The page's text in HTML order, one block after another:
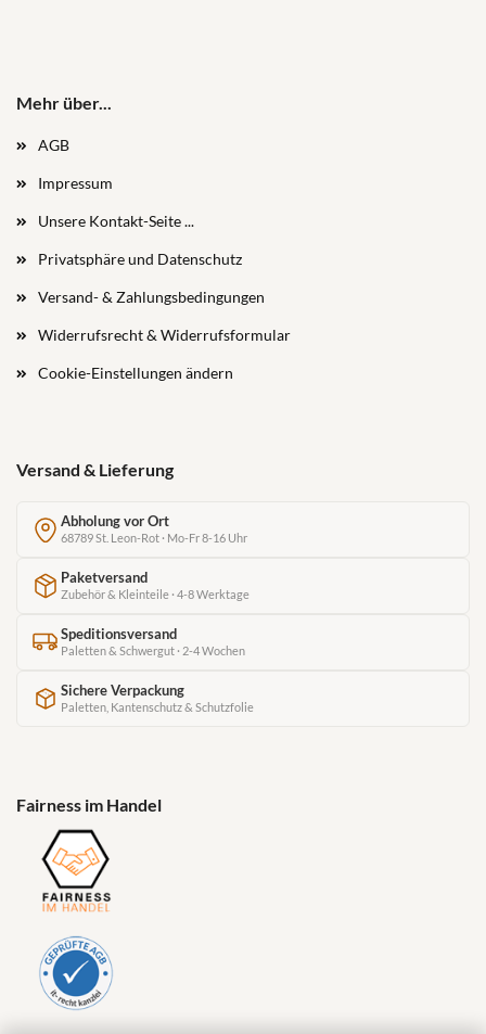
Mehr über...
AGB
Impressum
Unsere Kontakt-Seite ...
Privatsphäre und Datenschutz
Versand- & Zahlungsbedingungen
Widerrufsrecht & Widerrufsformular
Cookie-Einstellungen ändern
Versand & Lieferung
Abholung vor Ort
68789 St. Leon-Rot · Mo-Fr 8-16 Uhr
Paketversand
Zubehör & Kleinteile · 4-8 Werktage
Speditionsversand
Paletten & Schwergut · 2-4 Wochen
Sichere Verpackung
Paletten, Kantenschutz & Schutzfolie
Fairness im Handel